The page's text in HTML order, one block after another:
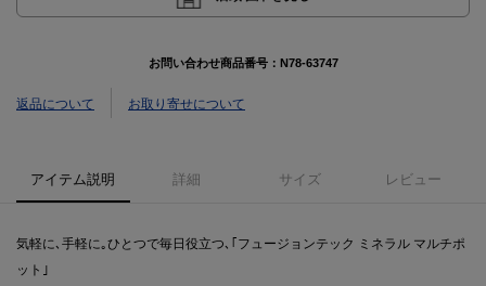
お問い合わせ商品番号： N78-63747
返品について お取り寄せについて
アイテム説明 詳細 サイズ レビュー
気軽に､手軽に｡ひとつで毎日役立つ､｢フュージョンテック ミネラル マルチポ
ット｣